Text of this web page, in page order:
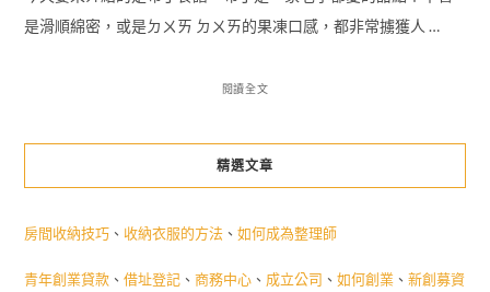
是滑順綿密，或是ㄉㄨㄞ ㄉㄨㄞ的果凍口感，都非常擄獲人 …
閱讀全文
精選文章
房間收納技巧、 收納衣服的方法、 如何成為整理師
青年創業貸款、 借址登記、 商務中心、 成立公司 、 如何創業、 新創募資